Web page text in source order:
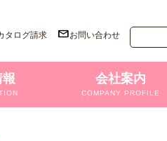
タログ請求 お問い合わせ
会社案内
COMPANY PROFILE